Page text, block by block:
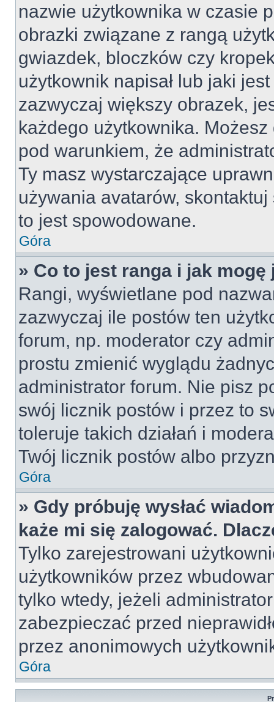
nazwie użytkownika w czasie
obrazki związane z rangą
gwiazdek, bloczków czy
użytkownik napisał lub jaki
zazwyczaj większy obrazek,
każdego użytkownika.
pod warunkiem, że
Ty masz wystarczające
używania avatarów,
to jest spowodowane.
Góra
» Co to jest ranga i jak mogę
Rangi, wyświetlane pod
zazwyczaj ile postów ten
forum, np. moderator czy
prostu zmienić wyglądu
administrator forum. Nie pisz
swój licznik postów i przez to
toleruje takich działań i
Twój licznik postów albo
Góra
» Gdy próbuję wysłać
każe mi się zalogować.
Tylko zarejestrowani
użytkowników przez
tylko wtedy, jeżeli
zabezpieczać przed
przez anonimowych
Góra